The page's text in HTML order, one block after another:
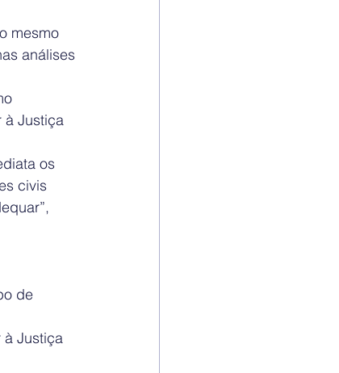
mesmo
análises
à Justiça
os
civis
de
à Justiça